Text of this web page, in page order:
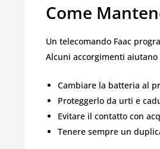
Come
Un telecomando Faac
Alcuni accorgimenti
Cambiare la batteria al
Proteggerlo da urti e
Evitare il contatto con
Tenere sempre un